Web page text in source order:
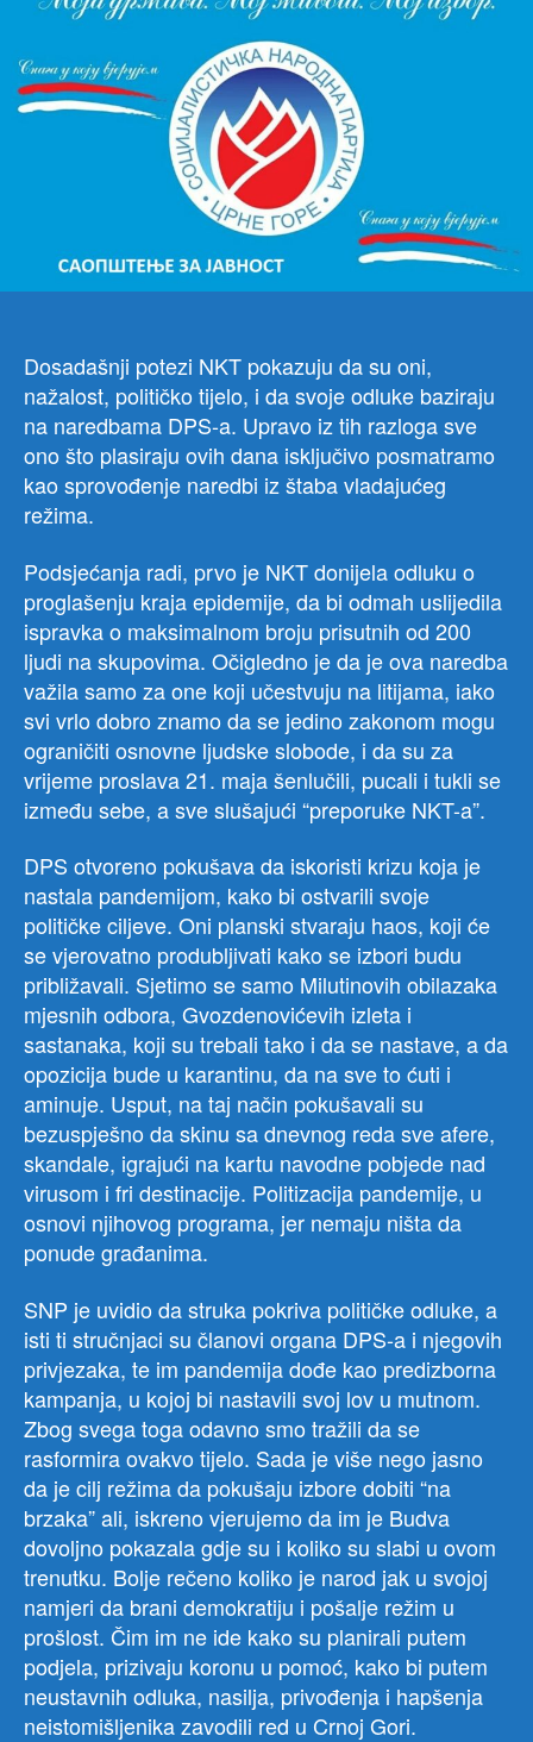
Dosadašnji potezi NKT pokazuju da su oni,
nažalost, političko tijelo, i da svoje odluke baziraju
na naredbama DPS-a. Upravo iz tih razloga sve
ono što plasiraju ovih dana isključivo posmatramo
kao sprovođenje naredbi iz štaba vladajućeg
režima.
Podsjećanja radi, prvo je NKT donijela odluku o
proglašenju kraja epidemije, da bi odmah uslijedila
ispravka o maksimalnom broju prisutnih od 200
ljudi na skupovima. Očigledno je da je ova naredba
važila samo za one koji učestvuju na litijama, iako
svi vrlo dobro znamo da se jedino zakonom mogu
ograničiti osnovne ljudske slobode, i da su za
vrijeme proslava 21. maja šenlučili, pucali i tukli se
između sebe, a sve slušajući “preporuke NKT-a”.
DPS otvoreno pokušava da iskoristi krizu koja je
nastala pandemijom, kako bi ostvarili svoje
političke ciljeve. Oni planski stvaraju haos, koji će
se vjerovatno produbljivati kako se izbori budu
približavali. Sjetimo se samo Milutinovih obilazaka
mjesnih odbora, Gvozdenovićevih izleta i
sastanaka, koji su trebali tako i da se nastave, a da
opozicija bude u karantinu, da na sve to ćuti i
aminuje. Usput, na taj način pokušavali su
bezuspješno da skinu sa dnevnog reda sve afere,
skandale, igrajući na kartu navodne pobjede nad
virusom i fri destinacije. Politizacija pandemije, u
osnovi njihovog programa, jer nemaju ništa da
ponude građanima.
SNP je uvidio da struka pokriva političke odluke, a
isti ti stručnjaci su članovi organa DPS-a i njegovih
privjezaka, te im pandemija dođe kao predizborna
kampanja, u kojoj bi nastavili svoj lov u mutnom.
Zbog svega toga odavno smo tražili da se
rasformira ovakvo tijelo. Sada je više nego jasno
da je cilj režima da pokušaju izbore dobiti “na
brzaka” ali, iskreno vjerujemo da im je Budva
dovoljno pokazala gdje su i koliko su slabi u ovom
trenutku. Bolje rečeno koliko je narod jak u svojoj
namjeri da brani demokratiju i pošalje režim u
prošlost. Čim im ne ide kako su planirali putem
podjela, prizivaju koronu u pomoć, kako bi putem
neustavnih odluka, nasilja, privođenja i hapšenja
neistomišljenika zavodili red u Crnoj Gori.